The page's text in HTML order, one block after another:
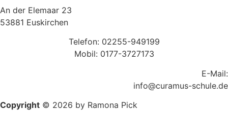
An der Elemaar 23
53881 Euskirchen
Telefon: 02255-949199
Mobil: 0177-3727173
E-Mail:
info@curamus-schule.de
Copyright © 2026 by Ramona Pick